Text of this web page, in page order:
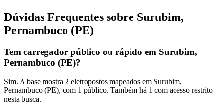
Dúvidas Frequentes sobre Surubim,
Pernambuco (PE)
Tem carregador público ou rápido em Surubim,
Pernambuco (PE)?
Sim. A base mostra 2 eletropostos mapeados em Surubim,
Pernambuco (PE), com 1 público. Também há 1 com acesso restrito
nesta busca.